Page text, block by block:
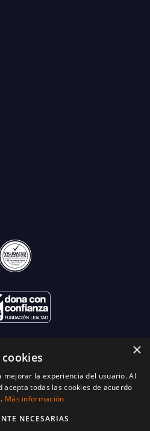
×
mejorar la experiencia del usuario. Al
todas las cookies de acuerdo
Más información
NECESARIAS